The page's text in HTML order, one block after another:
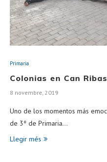
Primaria
Colonias en Can Ribas
8 novembre, 2019
Uno de los momentos más
de 3º de Primaria…
Llegir més